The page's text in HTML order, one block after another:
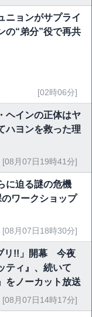
ニョンがサプライ
の“弟分”役で再共
[02時06分]
ヘインの正体はヤ
ハヨンを救った理
[08月07日19時41分]
に迫る謎の危機
のワークショップ
[08月07日18時30分]
リ!!」開幕 今夜
ティ』、続いて
をノーカット放送
[08月07日14時17分]